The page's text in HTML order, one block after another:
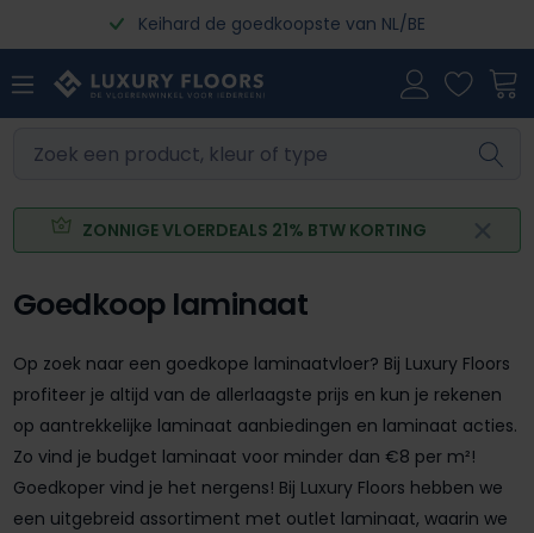
Ga naar de hoofdinhoudKeihard de goedkoopste van NL/BE
ZONNIGE VLOERDEALS 21% BTW KORTING
Goedkoop laminaat
Op zoek naar een goedkope laminaatvloer? Bij Luxury Floors
profiteer je altijd van de allerlaagste prijs en kun je rekenen
op aantrekkelijke laminaat aanbiedingen en laminaat acties.
Zo vind je budget laminaat voor minder dan €8 per m²!
Goedkoper vind je het nergens! Bij Luxury Floors hebben we
een uitgebreid assortiment met outlet laminaat, waarin we